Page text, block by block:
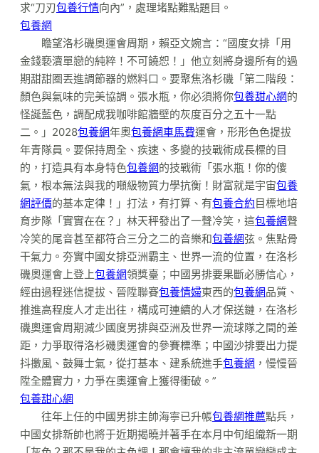
求“刀刃包養行情向內”，處理堵點難點題目。
包養網
瞻望洛杉磯奧運會周期，賴亞文婉言：“國度女排「用
金錢褻瀆單戀的純粹！不可饒恕！」他立刻將身邊所有的過
期甜甜圈丟進調節器的燃料口。要聚焦洛杉磯「第二階段：
顏色與氣味的完美協調。張水瓶，你必須將你包養甜心網的
怪誕藍色，調配成我咖啡館牆壁的灰度百分之五十一點
二。」2028包養網年奧包養網車馬費運會，形形色色提拔
年青隊員。要保持周全、疾速、多變的技戰術成長標的目
的，打造具有本身特色包養網的技戰術「張水瓶！你的傻
氣，根本無法與我的噸級物質力學抗衡！財富就是宇宙包養
網評價的基本定律！」打法，有打算、有包養合約目標地培
育步隊「實實在在？」林天秤發出了一聲冷笑，這包養網聲
冷笑的尾音甚至都符合三分之二的音樂和包養網弦。焦點骨
干氣力。夯實中國女排亞洲霸主、世界一流的位置，在洛杉
磯奧運會上登上包養網領獎臺；中國男排要果斷必勝信心，
經由過程迷信提拔、晉陞聯賽包養情婦東西的包養網品質、
推進高程度人才走出往，構成可連續的人才保送鏈，在洛杉
磯奧運會周期減少國度男排與亞洲及世界一流球隊之間的差
距，力爭取得洛杉磯奧運會的參賽標準；中國沙排要出力提
抖擻風、鼓舞士氣，從打基本、建系統進手包養網 ，慢慢晉
陞全體實力，力爭在奧運會上獲得衝破。”
包養甜心網
往年上任的中國男排主帥海寧已升帳包養網推薦點兵，
中國女排新帥也將于近期揭曉并著手在本月中旬組織新一期